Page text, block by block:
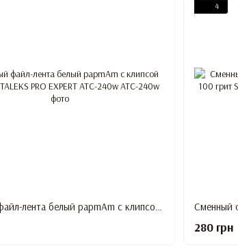
4
280 грн